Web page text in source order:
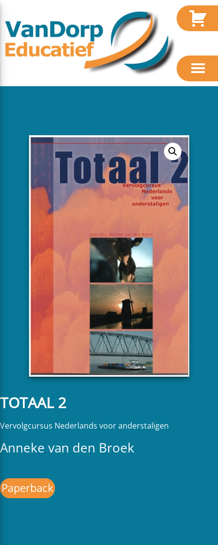
TOTAAL 2
Vervolgcursus Nederlands voor anderstaligen
Anneke van den Broek
Paperback